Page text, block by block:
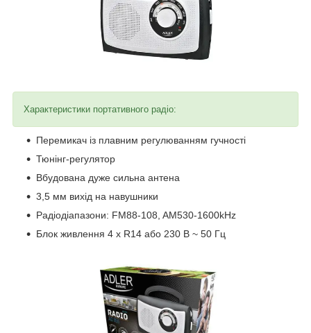
Характеристики портативного радіо:
Перемикач із плавним регулюванням гучності
Тюнінг-регулятор
Вбудована дуже сильна антена
3,5 мм вихід на навушники
Радіодіапазони: FM88-108, AM530-1600kHz
Блок живлення 4 х R14 або 230 В ~ 50 Гц